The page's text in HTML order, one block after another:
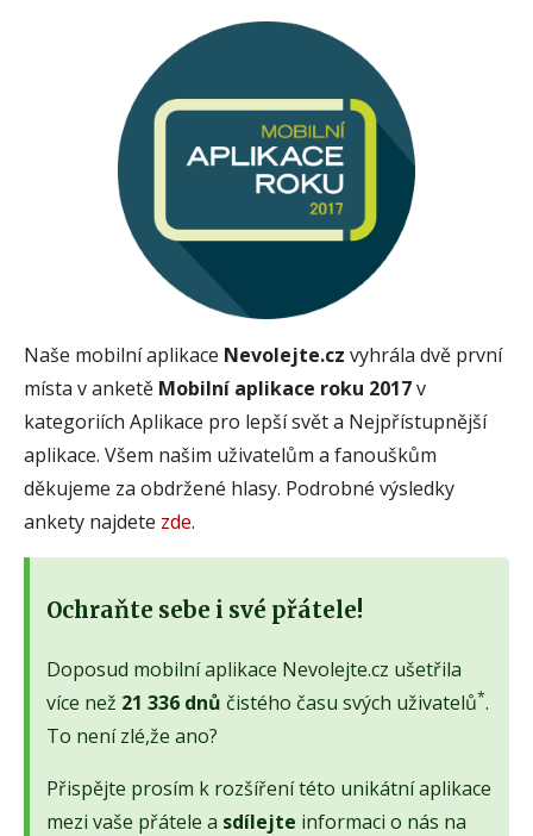
Naše mobilní aplikace Nevolejte.cz vyhrála dvě první
místa v anketě Mobilní aplikace roku 2017v
kategoriích Aplikace pro lepší svět a Nejpřístupnější
aplikace. Všem našim uživatelům a fanouškům
děkujeme za obdržené hlasy. Podrobné výsledky
ankety najdete zde.
Ochraňte sebe i své přátele!
Doposud mobilní aplikace Nevolejte.cz ušetřila
více než 21 336 dnů čistého času svých uživatelů*.
To není zlé,že ano?
Přispějte prosím k rozšíření této unikátní aplikace
mezi vaše přátele a sdílejte informaci o nás na